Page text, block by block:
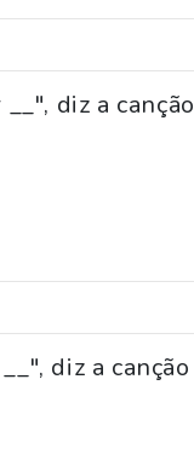
diz a canção
diz a canção